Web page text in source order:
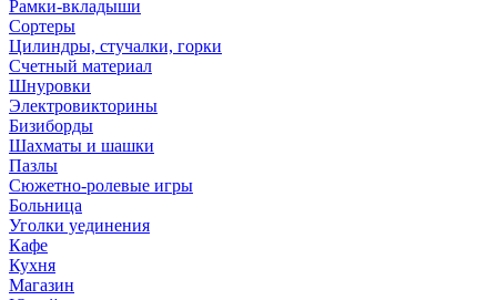
Рамки-вкладыши
Сортеры
Цилиндры, стучалки, горки
Счетный материал
Шнуровки
Электровикторины
Бизиборды
Шахматы и шашки
Пазлы
Сюжетно-ролевые игры
Больница
Уголки уединения
Кафе
Кухня
Магазин